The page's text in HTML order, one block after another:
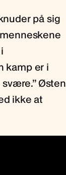
på sig
kamp er i
Østen
ikke at